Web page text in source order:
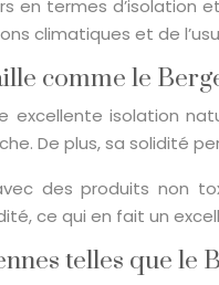
en termes
climatiques et de
comme le
excellente isolation
De plus, sa solidité
des produits non
ce qui en fait un
telles que le